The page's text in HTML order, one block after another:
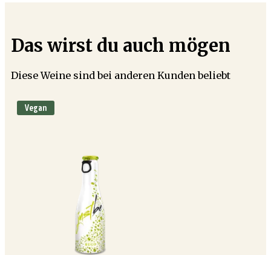
Das wirst du auch mögen
Diese Weine sind bei anderen Kunden beliebt
Vegan